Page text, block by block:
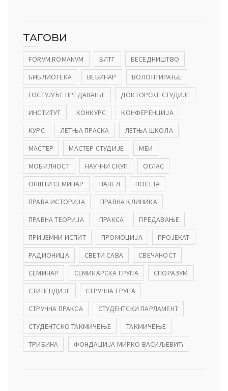
ТАГОВИ
FORVM ROMANVM БЛТГ
БЕСЕДНИШТВО
БИБЛИОТЕКА
ВЕБИНАР
ВОЛОНТИРАЊЕ
ГОСТУЈУЋЕ ПРЕДАВАЊЕ
ДОКТОРСКЕ СТУДИЈЕ
ИНСТИТУТ
КОНКУРС
КОНФЕРЕНЦИЈА
КУРС
ЛЕТЊА ПРАСКА
ЛЕТЊА ШКОЛА
МАСТЕР
МАСТЕР СТУДИЈЕ
МЕИ
МОБИЛНОСТ
НАУЧНИ СКУП
ОГЛАС
ОПШТИ СЕМИНАР
ПАНЕЛ
ПОСЕТА
ПРАВА ИСТОРИЈА
ПРАВНА КЛИНИКА
ПРАВНА ТЕОРИЈА
ПРАКСА
ПРЕДАВАЊЕ
ПРИЈЕМНИ ИСПИТ
ПРОМОЦИЈА
ПРОЈЕКАТ
РАДИОНИЦА
СВЕТИ САВА
СВЕЧАНОСТ
СЕМИНАР
СЕМИНАРСКА ГРУПА
СПОРАЗУМ
СТИПЕНДИЈЕ
СТРУЧНА ГРУПА
СТРУЧНА ПРАКСА
СТУДЕНТСКИ ПАРЛАМЕНТ
СТУДЕНТСКО ТАКМИЧЕЊЕ
ТАКМИЧЕЊЕ
ТРИБИНА
ФОНДАЦИЈА МИРКО ВАСИЉЕВИЋ